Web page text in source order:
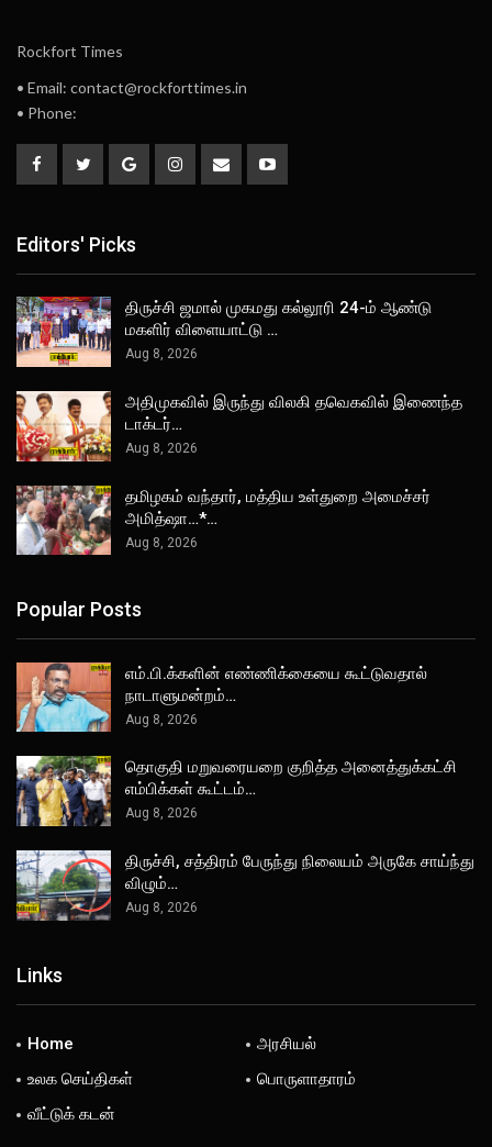
Rockfort Times
• Email: contact@rockforttimes.in
• Phone:
Editors' Picks
திருச்சி ஜமால் முகமது கல்லூரி 24-ம் ஆண்டு
மகளிர் விளையாட்டு …
Aug 8, 2026
அதிமுகவில் இருந்து விலகி தவெகவில் இணைந்த
டாக்டர்…
Aug 8, 2026
தமிழகம் வந்தார், மத்திய உள்துறை அமைச்சர்
அமித்ஷா…*…
Aug 8, 2026
Popular Posts
எம்.பி.க்களின் எண்ணிக்கையை கூட்டுவதால்
நாடாளுமன்றம்…
Aug 8, 2026
தொகுதி மறுவரையறை குறித்த அனைத்துக்கட்சி
எம்பிக்கள் கூட்டம்…
Aug 8, 2026
திருச்சி, சத்திரம் பேருந்து நிலையம் அருகே சாய்ந்து
விழும்…
Aug 8, 2026
Links
Home
அரசியல்
உலக செய்திகள்
பொருளாதாரம்
வீட்டுக் கடன்